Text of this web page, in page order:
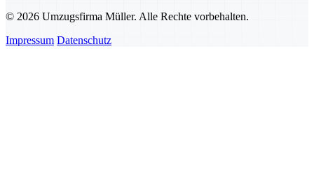
© 2026 Umzugsfirma Müller. Alle Rechte vorbehalten.
Impressum Datenschutz